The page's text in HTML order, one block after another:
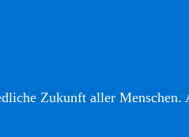
Zukunft aller Menschen.